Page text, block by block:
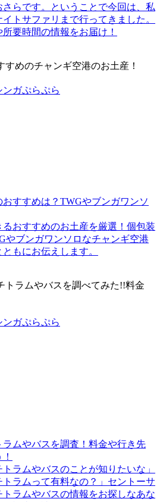
らです。ということで今回は、私
トサファリまで行ってきました。
要時間の情報をお届け！
めのチャンギ空港のお土産！
ガぷらぷら
すすめは？TWGやブンガワンソ
おすすめのお土産を厳選！個包装
やブンガワンソロなチャンギ空港
もにお伝えします。
トラムやバスを調べてみた!!料金
ガぷらぷら
ムやバスを調査！料金や行き先
ラムやバスのことが知りたいな」
トラムって有料なの？」セントーサ
ラムやバスの情報をお探しなあな